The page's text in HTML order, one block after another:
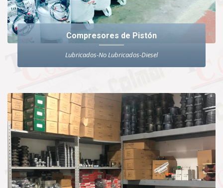
Compresores de Pistón
Lubricados-No Lubricados-Diesel